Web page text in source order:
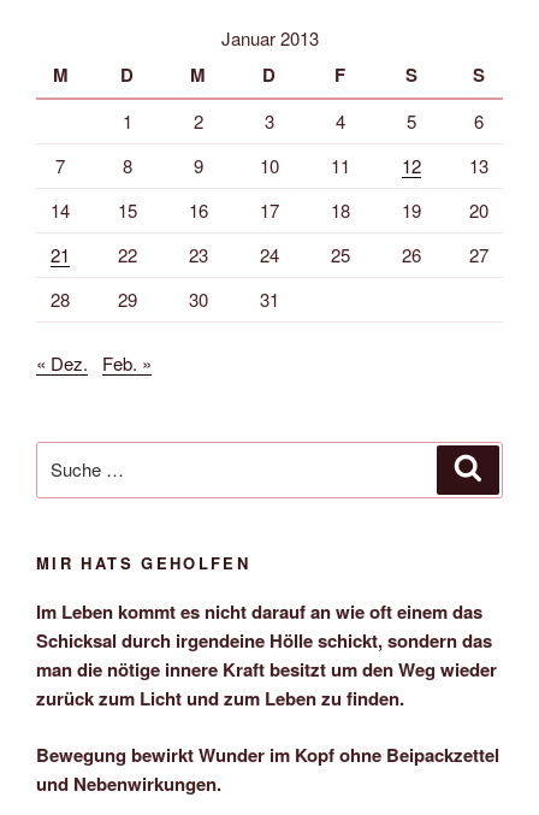
Januar 2013
M D M D F S S
1 2 3 4 5
6
7
8 9 10 11 12
13
14
15 16 17 18 19
20
21
22 23 24 25 26
27
28
29 30 31
« Dez. Feb. »
nach:
MIR HATS GEHOLFEN
Im Leben kommt es nicht darauf an wie oft einem das
Schicksal durch irgendeine Hölle schickt, sondern das
man die nötige innere Kraft besitzt um den Weg wieder
zurück zum Licht und zum Leben zu finden.
Bewegung bewirkt Wunder im Kopf ohne Beipackzettel
und Nebenwirkungen.